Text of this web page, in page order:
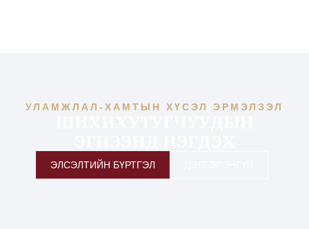
УЛАМЖЛАЛ-ХАМТЫН ХҮСЭЛ ЭРМЭЛЗЭЛ
ЭЛСЭЛТИЙН БҮРТГЭЛ